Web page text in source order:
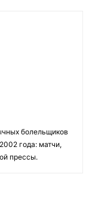
болельщиков
года: матчи,
прессы.